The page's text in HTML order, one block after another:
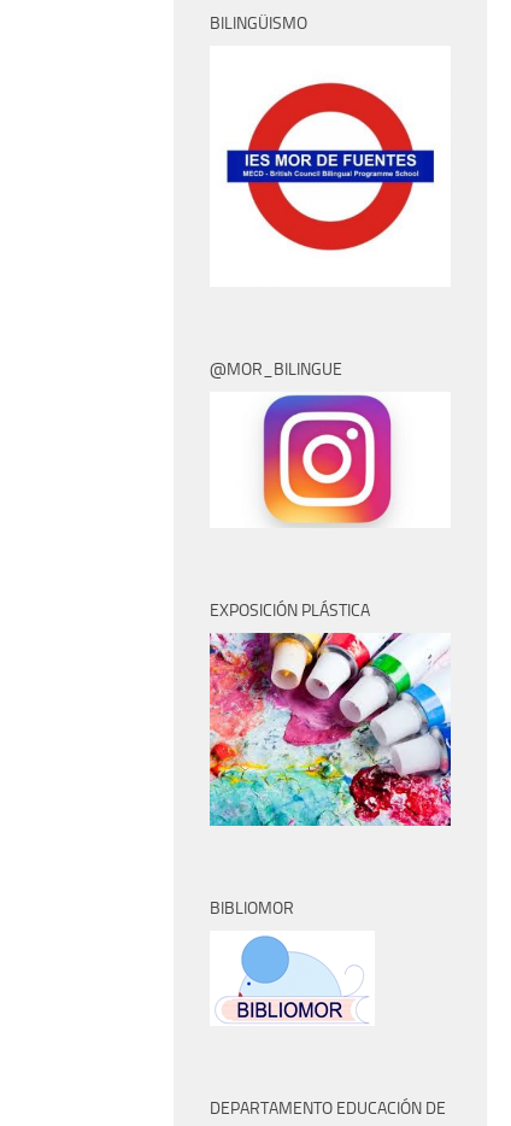
BILINGÜISMO
@MOR_BILINGUE
EXPOSICIÓN PLÁSTICA
BIBLIOMOR
DEPARTAMENTO EDUCACIÓN DE